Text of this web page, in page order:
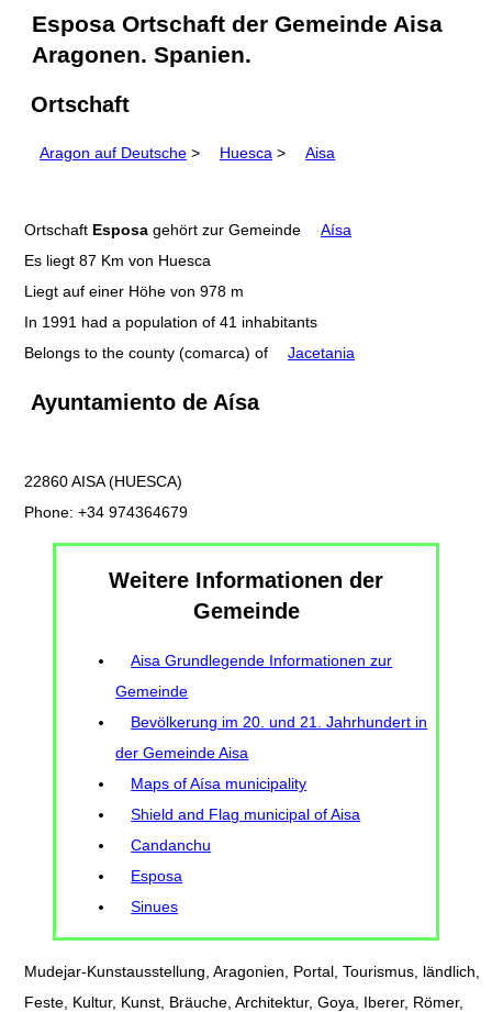
Esposa Ortschaft der Gemeinde Aisa
Aragonen. Spanien.
Ortschaft
Aragon auf Deutsche > Huesca > Aisa
Ortschaft Esposa gehört zur Gemeinde
Aísa
Es liegt 87 Km von Huesca
Liegt auf einer Höhe von 978 m
In 1991 had a population of 41 inhabitants
Belongs to the county (comarca) of
Jacetania
Ayuntamiento de Aísa
22860 AISA (HUESCA)
Phone: +34 974364679
Weitere Informationen der
Gemeinde
Aisa Grundlegende Informationen zur
Gemeinde
Bevölkerung im 20. und 21. Jahrhundert in
der Gemeinde Aisa
Maps of Aísa municipality
Shield and Flag municipal of Aisa
Candanchu
Esposa
Sinues
Mudejar-Kunstausstellung, Aragonien, Portal, Tourismus, ländlich,
Feste, Kultur, Kunst, Bräuche, Architektur, Goya, Iberer, Römer,